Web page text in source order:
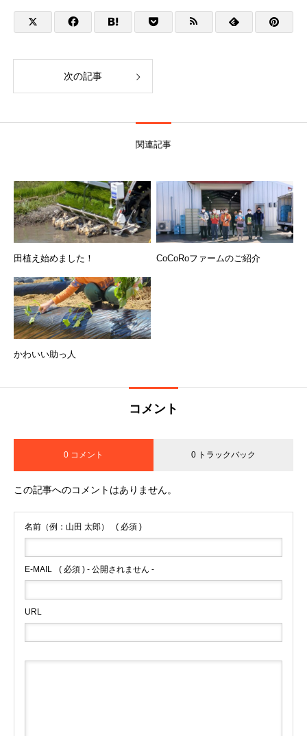
次の記事
関連記事
田植え始めました！ CoCoRoファームのご紹介
かわいい助っ人
コメント
0 コメント 0 トラックバック
この記事へのコメントはありません。
名前（例：山田 太郎） ( 必須 )
E-MAIL ( 必須 ) - 公開されません -
URL